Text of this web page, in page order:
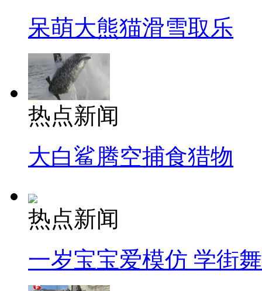
呆萌大熊猫滑雪取乐
热点新闻
大白鲨腾空捕食猎物
热点新闻
一岁宝宝爱模仿 学街